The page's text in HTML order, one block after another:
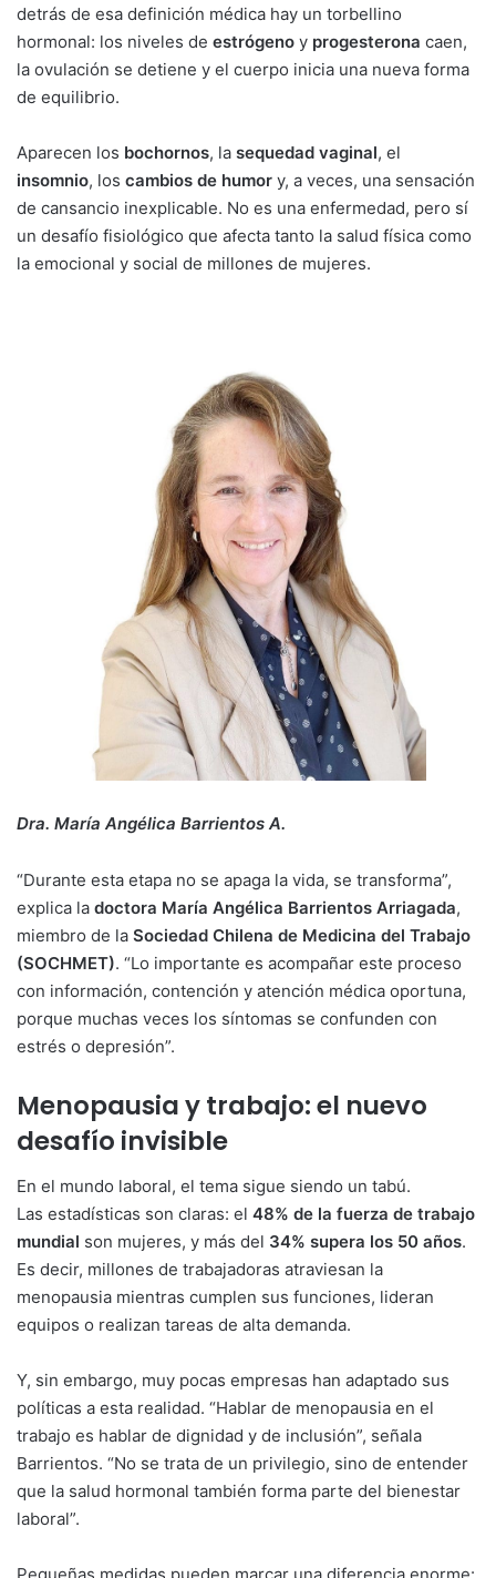
detrás de esa definición médica hay un torbellino
hormonal: los niveles de estrógeno y progesterona caen,
la ovulación se detiene y el cuerpo inicia una nueva forma
de equilibrio.
Aparecen los bochornos, la sequedad vaginal, el
insomnio, los cambios de humor y, a veces, una sensación
de cansancio inexplicable. No es una enfermedad, pero sí
un desafío fisiológico que afecta tanto la salud física como
la emocional y social de millones de mujeres.
Dra. María Angélica Barrientos A.
“Durante esta etapa no se apaga la vida, se transforma”,
explica la doctora María Angélica Barrientos Arriagada,
miembro de la Sociedad Chilena de Medicina del Trabajo
(SOCHMET). “Lo importante es acompañar este proceso
con información, contención y atención médica oportuna,
porque muchas veces los síntomas se confunden con
estrés o depresión”.
Menopausia y trabajo: el nuevo
desafío invisible
En el mundo laboral, el tema sigue siendo un tabú.
Las estadísticas son claras: el 48% de la fuerza de trabajo
mundial son mujeres, y más del 34% supera los 50 años.
Es decir, millones de trabajadoras atraviesan la
menopausia mientras cumplen sus funciones, lideran
equipos o realizan tareas de alta demanda.
Y, sin embargo, muy pocas empresas han adaptado sus
políticas a esta realidad. “Hablar de menopausia en el
trabajo es hablar de dignidad y de inclusión”, señala
Barrientos. “No se trata de un privilegio, sino de entender
que la salud hormonal también forma parte del bienestar
laboral”.
Pequeñas medidas pueden marcar una diferencia enorme: